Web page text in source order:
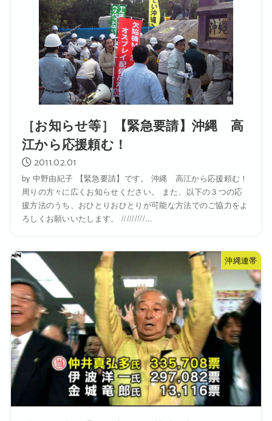
［お知らせ等］【緊急要請】沖縄 高
江から応援頼む！
2011.02.01
by 中野由紀子 【緊急要請】です。 沖縄 高江から応援頼む！
周りの方々に広くお知らせください。 また、以下の３つの応
援方法のうち、おひとりおひとりが可能な方法でのご協力をよ
ろしくお願いいたします。 /////////...
沖縄連帯